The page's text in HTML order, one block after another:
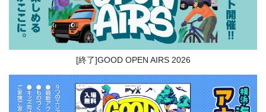
[終了]GOOD OPEN AIRS 2026